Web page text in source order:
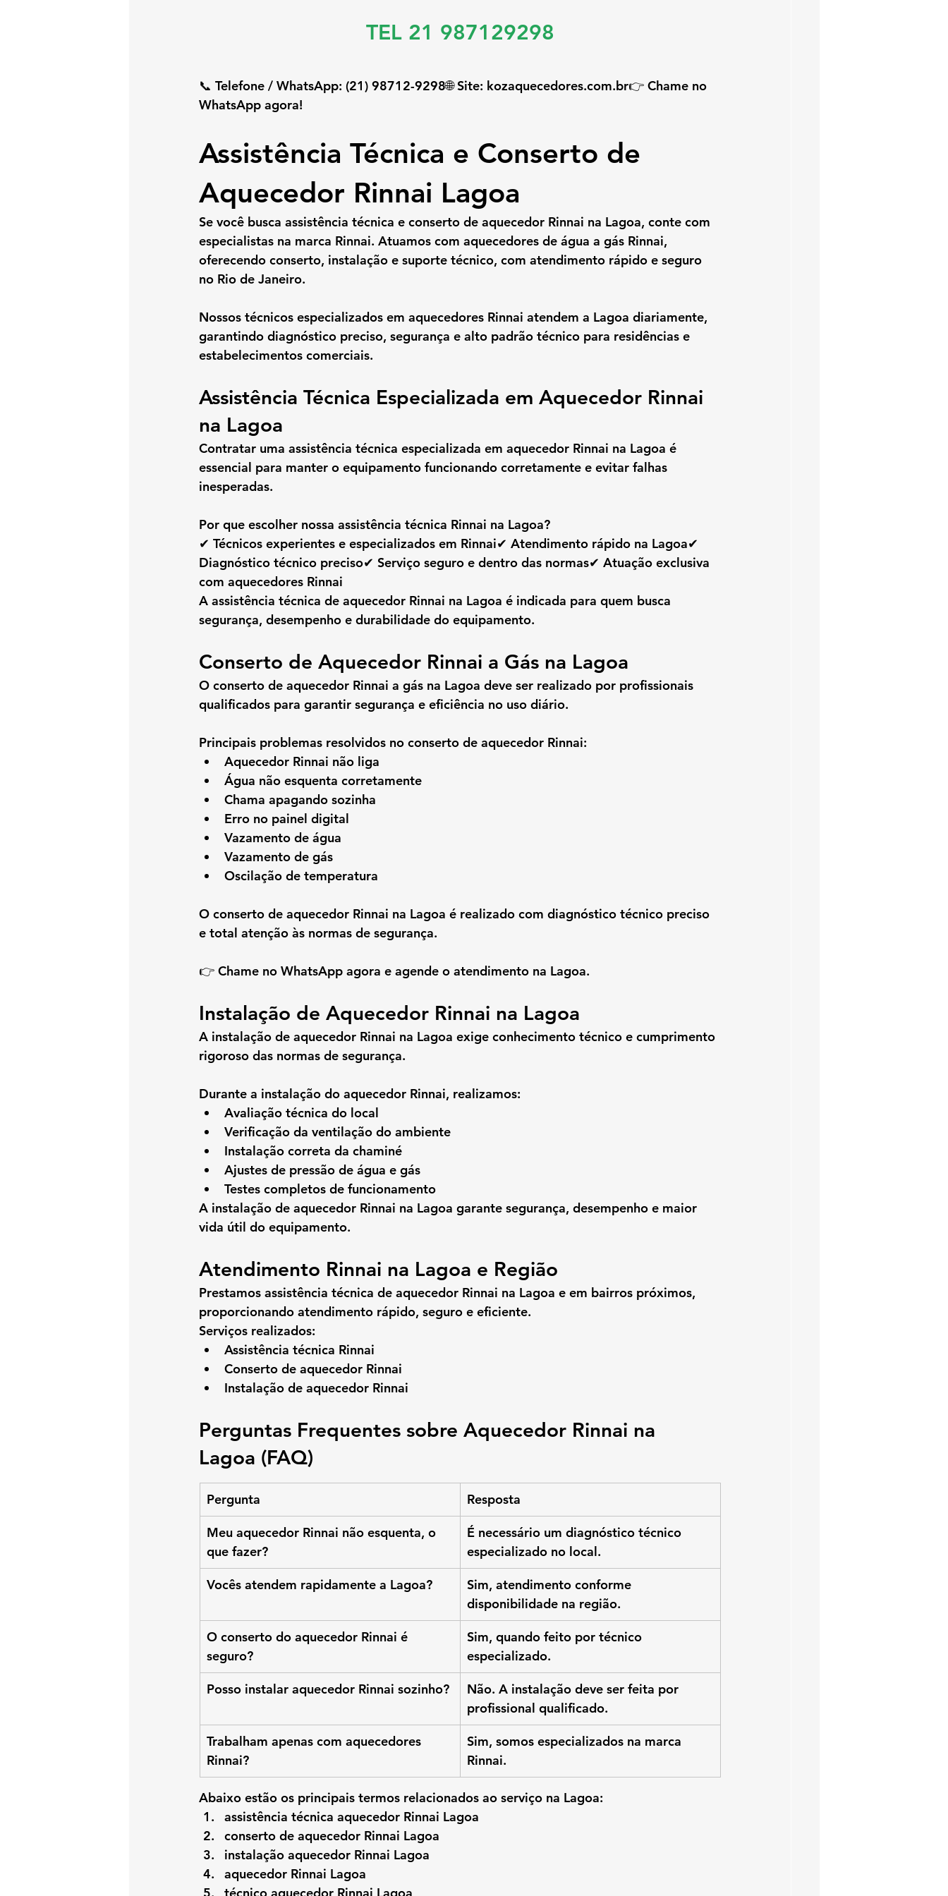
TEL 21 987129298
📞 Telefone / WhatsApp: (21) 98712-9298🌐 Site: kozaquecedores.com.br👉 Chame no
WhatsApp agora!
Assistência Técnica e Conserto de
Aquecedor Rinnai Lagoa
Se você busca assistência técnica e conserto de aquecedor Rinnai na Lagoa, conte com
especialistas na marca Rinnai. Atuamos com aquecedores de água a gás Rinnai,
oferecendo conserto, instalação e suporte técnico, com atendimento rápido e seguro
no Rio de Janeiro.
Nossos técnicos especializados em aquecedores Rinnai atendem a Lagoa diariamente,
garantindo diagnóstico preciso, segurança e alto padrão técnico para residências e
estabelecimentos comerciais.
Assistência Técnica Especializada em Aquecedor Rinnai
na Lagoa
Contratar uma assistência técnica especializada em aquecedor Rinnai na Lagoa é
essencial para manter o equipamento funcionando corretamente e evitar falhas
inesperadas.
Por que escolher nossa assistência técnica Rinnai na Lagoa?
✔ Técnicos experientes e especializados em Rinnai✔ Atendimento rápido na Lagoa✔
Diagnóstico técnico preciso✔ Serviço seguro e dentro das normas✔ Atuação exclusiva
com aquecedores Rinnai
A assistência técnica de aquecedor Rinnai na Lagoa é indicada para quem busca
segurança, desempenho e durabilidade do equipamento.
Conserto de Aquecedor Rinnai a Gás na Lagoa
O conserto de aquecedor Rinnai a gás na Lagoa deve ser realizado por profissionais
qualificados para garantir segurança e eficiência no uso diário.
Principais problemas resolvidos no conserto de aquecedor Rinnai:
Aquecedor Rinnai não liga
Água não esquenta corretamente
Chama apagando sozinha
Erro no painel digital
Vazamento de água
Vazamento de gás
Oscilação de temperatura
O conserto de aquecedor Rinnai na Lagoa é realizado com diagnóstico técnico preciso
e total atenção às normas de segurança.
👉 Chame no WhatsApp agora e agende o atendimento na Lagoa.
Instalação de Aquecedor Rinnai na Lagoa
A instalação de aquecedor Rinnai na Lagoa exige conhecimento técnico e cumprimento
rigoroso das normas de segurança.
Durante a instalação do aquecedor Rinnai, realizamos:
Avaliação técnica do local
Verificação da ventilação do ambiente
Instalação correta da chaminé
Ajustes de pressão de água e gás
Testes completos de funcionamento
A instalação de aquecedor Rinnai na Lagoa garante segurança, desempenho e maior
vida útil do equipamento.
Atendimento Rinnai na Lagoa e Região
Prestamos assistência técnica de aquecedor Rinnai na Lagoa e em bairros próximos,
proporcionando atendimento rápido, seguro e eficiente.
Serviços realizados:
Assistência técnica Rinnai
Conserto de aquecedor Rinnai
Instalação de aquecedor Rinnai
Perguntas Frequentes sobre Aquecedor Rinnai na
Lagoa (FAQ)
Pergunta Resposta
Meu aquecedor Rinnai não esquenta, o
que fazer?
É necessário um diagnóstico técnico
especializado no local.
Vocês atendem rapidamente a Lagoa?
Sim, atendimento conforme
disponibilidade na região.
O conserto do aquecedor Rinnai é
seguro?
Sim, quando feito por técnico
especializado.
Posso instalar aquecedor Rinnai sozinho?
Não. A instalação deve ser feita por
profissional qualificado.
Trabalham apenas com aquecedores
Rinnai?
Sim, somos especializados na marca
Rinnai.
Abaixo estão os principais termos relacionados ao serviço na Lagoa:
assistência técnica aquecedor Rinnai Lagoa
conserto de aquecedor Rinnai Lagoa
instalação aquecedor Rinnai Lagoa
aquecedor Rinnai Lagoa